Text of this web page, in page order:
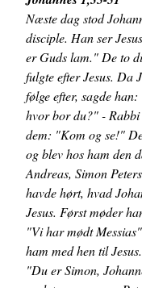
Næste dag stod
disciple. Han ser
er Guds lam." De to
fulgte efter Jesus. Da
følge efter, sagde
hvor bor du?" -
dem: "Kom og se!"
og blev hos ham den
Andreas, Simon
havde hørt, hvad
Jesus. Først møder
"Vi har mødt
ham med hen til
"Du er Simon,